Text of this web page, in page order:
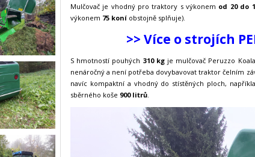
Mulčovač je vhodný pro traktory s výkonem od 20 do
výkonem 75 koní obstojně splňuje).
>> Více o strojích
S hmotností pouhých 310 kgje mulčovač Peruzzo
nenáročný a není potřeba dovybavovat traktor čelním
navíc kompaktní a vhodný do stístěných ploch,
sběrného koše 900 litrů.